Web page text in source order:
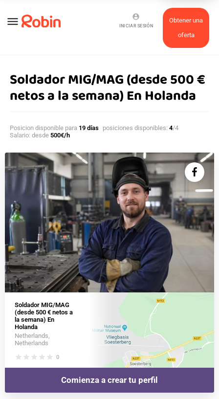
menu
Obtener una
oferta
account_circle
INICIAR SESIÓN
Soldador MIG/MAG (desde 500 €
netos a la semana) En Holanda
Posicion disponible para 19 días posiciones disponibles: 4/4
Salario: desde 500€/h
Soldador MIG/MAG
(desde 500 € netos a
la semana) En
Holanda
Netherlands,
Netherlands
star star star star star 0
Comienza a crear tu perfil